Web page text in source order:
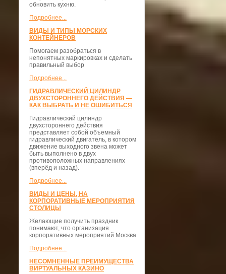
обновить кухню.
Подробнее...
ВИДЫ И ТИПЫ МОРСКИХ
КОНТЕЙНЕРОВ
Помогаем разобраться в
непонятных маркировках и сделать
правильный выбор
Подробнее...
ГИДРАВЛИЧЕСКИЙ ЦИЛИНДР
ДВУХСТОРОННЕГО ДЕЙСТВИЯ —
КАК ВЫБРАТЬ И НЕ ОШИБИТЬСЯ
Гидравлический цилиндр
двухстороннего действия
представляет собой объемный
гидравлический двигатель, в котором
движение выходного звена может
быть выполнено в двух
противоположных направлениях
(вперёд и назад).
Подробнее...
ВИДЫ И ЦЕНЫ, НА
КОРПОРАТИВНЫЕ МЕРОПРИЯТИЯ
СТОЛИЦЫ
Желающие получить праздник
понимают, что организация
корпоративных мероприятий Москва
Подробнее...
НЕСОМНЕННЫЕ ПРЕИМУЩЕСТВА
ВИРТУАЛЬНЫХ КАЗИНО